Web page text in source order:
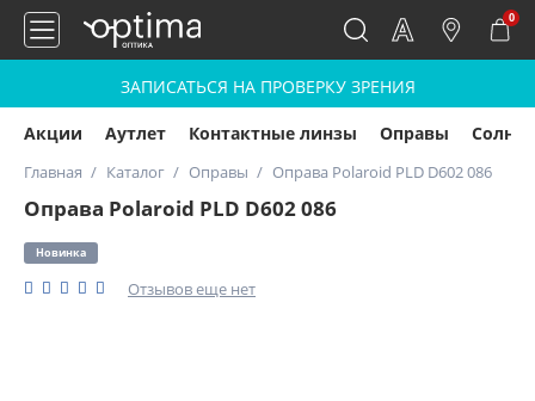
0
ЗАПИСАТЬСЯ НА ПРОВЕРКУ ЗРЕНИЯ
Акции Аутлет Контактные линзы Оправы
Главная Каталог Оправы Оправа Polaroid PLD D602 086
Оправа Polaroid PLD D602 086
Новинка
Отзывов еще нет